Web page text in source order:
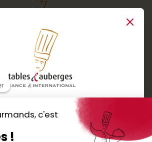
Close
gratuite !